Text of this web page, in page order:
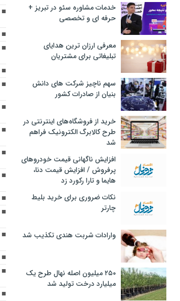
خدمات مشاوره سئو در تبریز +
حرفه ای و تخصصی
معرفی ارزان ترین هدایای
تبلیغاتی برای مشتریان
سهم ناچیز شرکت های دانش
بنیان از صادرات کشور
خرید از فروشگاه‌های اینترنتی در
طرح کالابرگ الکترونیک فراهم
شد
افزایش ناگهانی قیمت خودروهای
پرفروش / افزایش قیمت دنا،
هایما و تارا رکورد زد
نکات ضروری برای خرید بلیط
چارتر
وارادات شربت هندی تکذیب شد
۲۵۰ میلیون اصله نهال طرح یک
میلیارد درخت تولید شد